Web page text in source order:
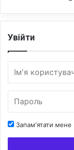
Увійти
Запам'ятати мене